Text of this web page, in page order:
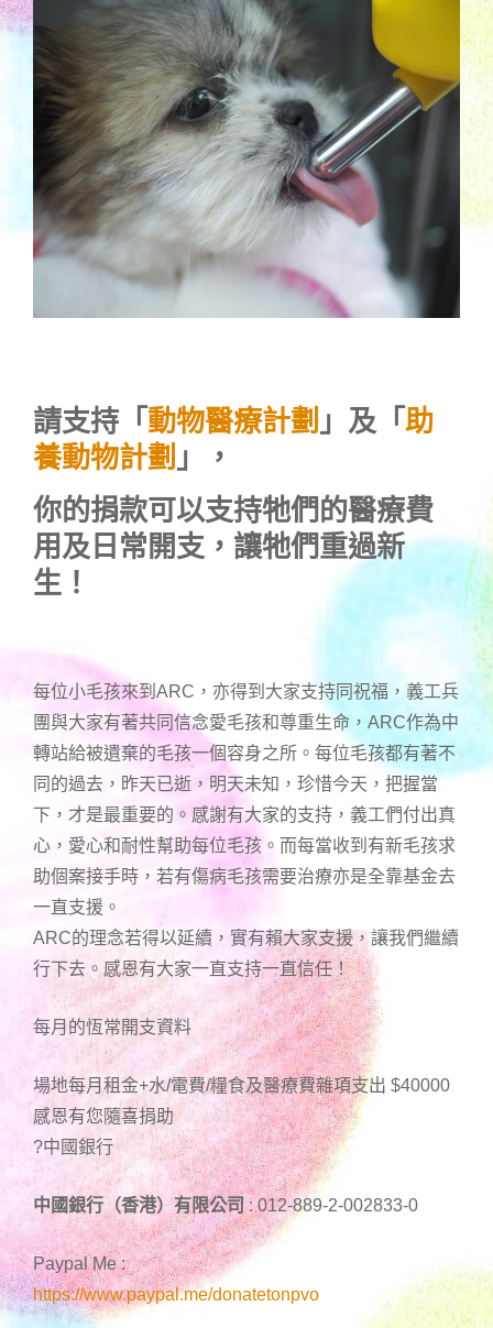
請支持「 動物醫療計劃 」及「 助
養動物計劃 」，
你的捐款可以支持牠們的醫療費
用及日常開支，讓牠們重過新
生！
每位小毛孩來到ARC，亦得到大家支持同祝福，義工兵
團與大家有著共同信念愛毛孩和尊重生命，ARC作為中
轉站給被遺棄的毛孩一個容身之所。每位毛孩都有著不
同的過去，昨天已逝，明天未知，珍惜今天，把握當
下，才是最重要的。感謝有大家的支持，義工們付出真
心，愛心和耐性幫助每位毛孩。而每當收到有新毛孩求
助個案接手時，若有傷病毛孩需要治療亦是全靠基金去
一直支援。
ARC的理念若得以延續，實有賴大家支援，讓我們繼續
行下去。感恩有大家一直支持一直信任！
每月的恆常開支資料
場地每月租金+水/電費/糧食及醫療費雜項支出 $40000
感恩有您隨喜捐助
?中國銀行
中國銀行（香港）有限公司: 012-889-2-002833-0
Paypal Me :
https://www.paypal.me/donatetonpvo